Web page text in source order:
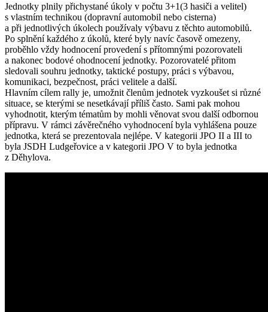
Jednotky plnily přichystané úkoly v počtu 3+1(3 hasiči a velitel)
s vlastním technikou (dopravní automobil nebo cisterna)
a při jednotlivých úkolech používaly výbavu z těchto automobilů.
Po splnění každého z úkolů, které byly navíc časově omezeny,
proběhlo vždy hodnocení provedení s přítomnými pozorovateli
a nakonec bodové ohodnocení jednotky. Pozorovatelé přitom
sledovali souhru jednotky, taktické postupy, práci s výbavou,
komunikaci, bezpečnost, práci velitele a další.
Hlavním cílem rally je, umožnit členům jednotek vyzkoušet si různé
situace, se kterými se nesetkávají příliš často. Sami pak mohou
vyhodnotit, kterým tématům by mohli věnovat svou další odbornou
přípravu. V rámci závěrečného vyhodnocení byla vyhlášena pouze
jednotka, která se prezentovala nejlépe. V kategorii JPO II a III to
byla JSDH Ludgeřovice a v kategorii JPO V to byla jednotka
z Děhylova.